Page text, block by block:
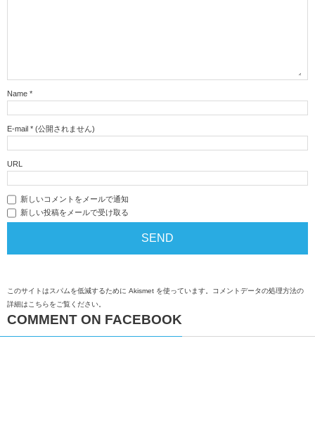
Name *
E-mail * (公開されません)
URL
新しいコメントをメールで通知
新しい投稿をメールで受け取る
このサイトはスパムを低減するために Akismet を使っています。 コメントデータの処理方法の
詳細はこちらをご覧ください
COMMENT ON FACEBOOK